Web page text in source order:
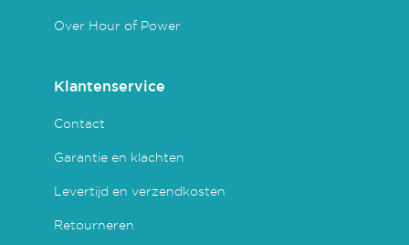
Over Hour of Power
Klantenservice
Contact
Garantie en klachten
Levertijd en verzendkosten
Retourneren